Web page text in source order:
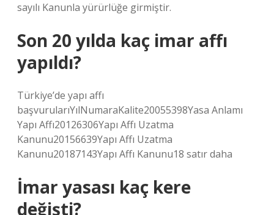
sayılı Kanunla yürürlüğe girmiştir.
Son 20 yılda kaç imar affı
yapıldı?
Türkiye’de yapı affı
başvurularıYılNumaraKalite20055398Yasa Anlamı
Yapı Affı20126306Yapı Affı Uzatma
Kanunu20156639Yapı Affı Uzatma
Kanunu20187143Yapı Affı Kanunu18 satır daha
İmar yasası kaç kere
değişti?